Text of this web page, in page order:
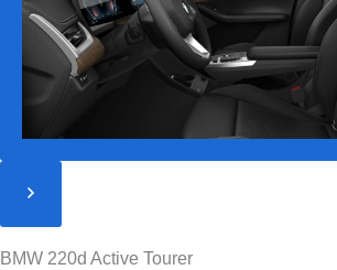
BMW 220d Active Tourer